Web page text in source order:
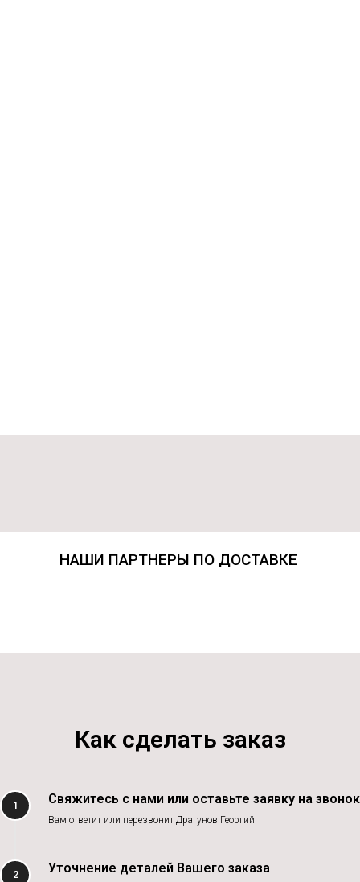
НАШИ ПАРТНЕРЫ ПО ДОСТАВКЕ
Как сделать заказ
1 Свяжитесь с нами или оставьте заявку на звонок
Вам ответит или перезвонит Драгунов Георгий
2 Уточнение деталей Вашего заказа